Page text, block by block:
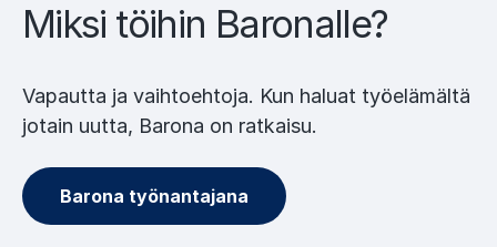
Miksi töihin Baronalle?
Vapautta ja vaihtoehtoja. Kun haluat työelämältä
jotain uutta, Barona on ratkaisu.
Barona työnantajana